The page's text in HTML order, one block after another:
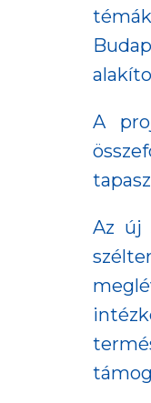
A
Az új